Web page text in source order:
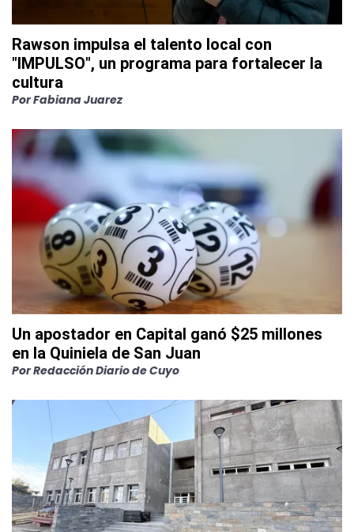
Rawson impulsa el talento local con
"IMPULSO", un programa para fortalecer la
cultura
PorFabiana Juarez
Un apostador en Capital ganó $25 millones
en la Quiniela de San Juan
PorRedacción Diario de Cuyo